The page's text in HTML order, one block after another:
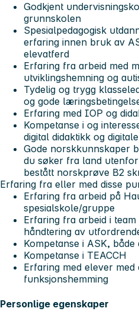
Godkjent
grunnskolen
Spesialpedagogisk
erfaring innen bruk av
elevatferd
Erfaring fra arbeid med
utviklingshemning og
Tydelig og trygg
og gode
Erfaring med IOP og
Kompetanse i og
digital didaktikk og
Gode norskkunnskaper
du søker fra land
bestått norskprøve B2
Erfaring fra eller med disse
Erfaring fra arbeid på
spesialskole/gruppe
Erfaring fra arbeid i team
håndtering av
Kompetanse i ASK,
Kompetanse i TEACCH
Erfaring med elever
funksjonshemming
Personlige egenskaper